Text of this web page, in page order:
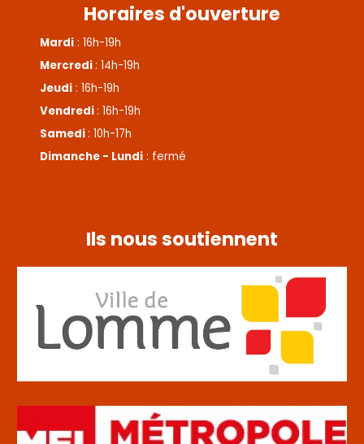
Horaires d'ouverture
Mardi : 16h-19h
Mercredi : 14h-19h
Jeudi : 16h-19h
Vendredi : 16h-19h
Samedi : 10h-17h
Dimanche - Lundi : fermé
Ils nous soutiennent